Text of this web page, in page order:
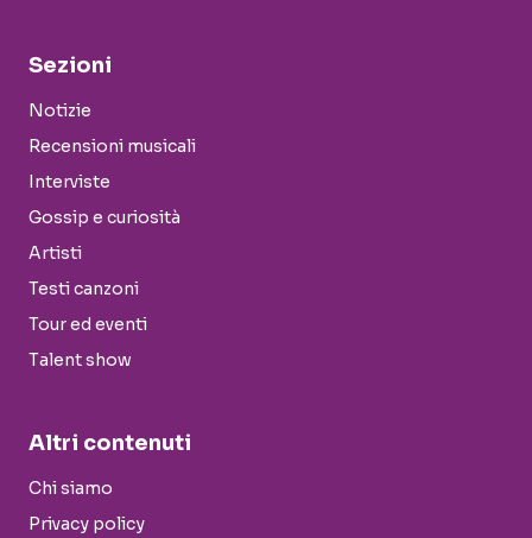
Sezioni
Notizie
Recensioni musicali
Interviste
Gossip e curiosità
Artisti
Testi canzoni
Tour ed eventi
Talent show
Altri contenuti
Chi siamo
Privacy policy